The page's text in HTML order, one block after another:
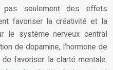
pas seulement des effets
favoriser la créativité et la
le système nerveux central
de dopamine, l’hormone de
favoriser la clarté mentale.